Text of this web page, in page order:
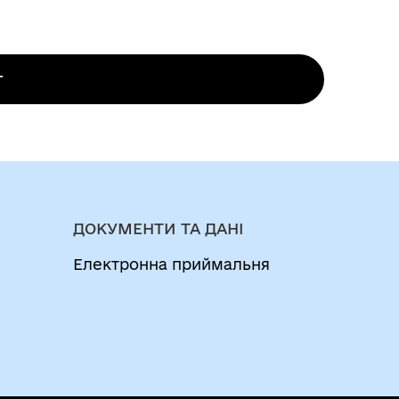
стаття 31
в сільських, селищних та міських
ДОКУМЕНТИ ТА ДАНІ
Електронна приймальня